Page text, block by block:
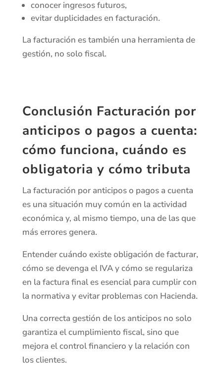
conocer ingresos futuros,
evitar duplicidades en facturación.
La facturación es también una herramienta de
gestión, no solo fiscal.
Conclusión Facturación por
anticipos o pagos a cuenta:
cómo funciona, cuándo es
obligatoria y cómo tributa
La facturación por anticipos o pagos a cuenta
es una situación muy común en la actividad
económica y, al mismo tiempo, una de las que
más errores genera.
Entender cuándo existe obligación de facturar,
cómo se devenga el IVA y cómo se regulariza
en la factura final es esencial para cumplir con
la normativa y evitar problemas con Hacienda.
Una correcta gestión de los anticipos no solo
garantiza el cumplimiento fiscal, sino que
mejora el control financiero y la relación con
los clientes.